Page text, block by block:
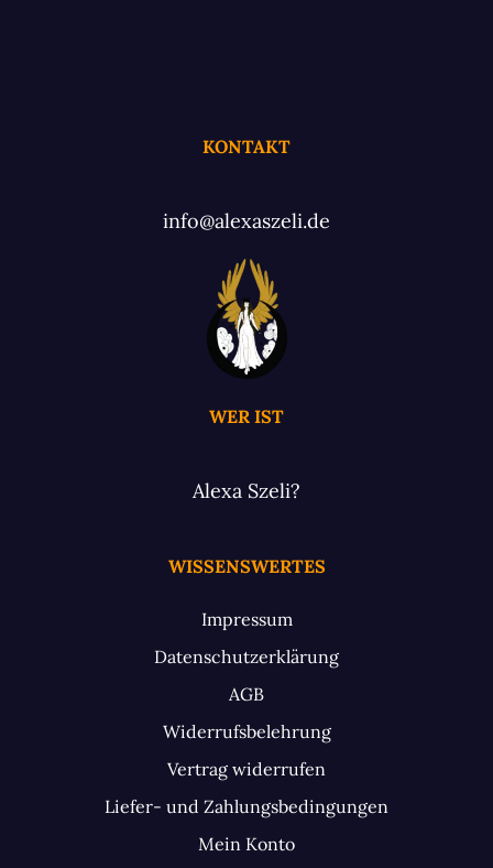
KONTAKT
info@alexaszeli.de
WER IST
Alexa Szeli?
WISSENSWERTES
Impressum
Datenschutzerklärung
AGB
Widerrufsbelehrung
Vertrag widerrufen
Liefer- und Zahlungsbedingungen
Mein Konto